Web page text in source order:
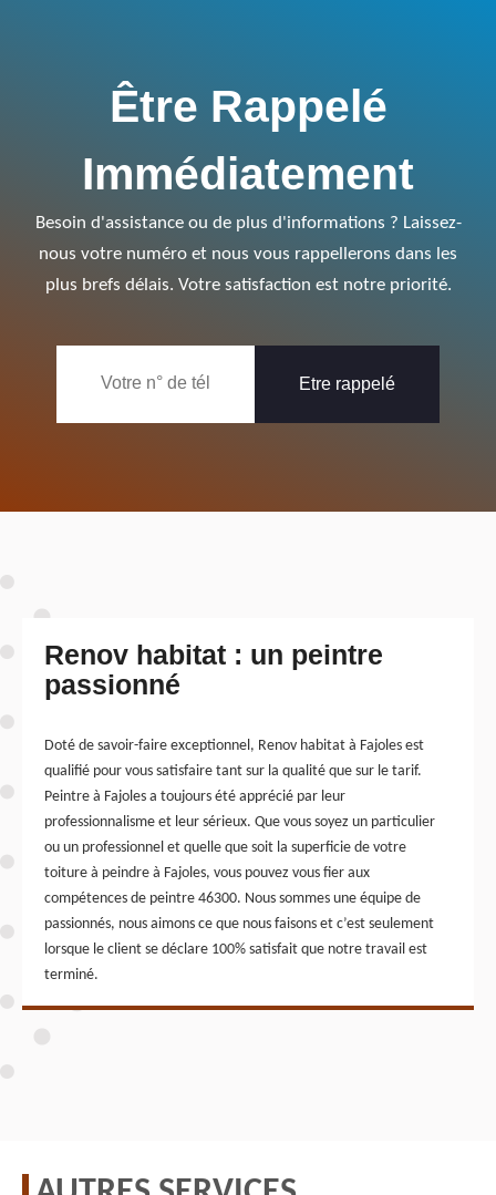
Être Rappelé
Immédiatement
Besoin d'assistance ou de plus d'informations ? Laissez-
nous votre numéro et nous vous rappellerons dans les
plus brefs délais. Votre satisfaction est notre priorité.
Renov habitat : un peintre
passionné
Doté de savoir-faire exceptionnel, Renov habitat à Fajoles est
qualifié pour vous satisfaire tant sur la qualité que sur le tarif.
Peintre à Fajoles a toujours été apprécié par leur
professionnalisme et leur sérieux. Que vous soyez un particulier
ou un professionnel et quelle que soit la superficie de votre
toiture à peindre à Fajoles, vous pouvez vous fier aux
compétences de peintre 46300. Nous sommes une équipe de
passionnés, nous aimons ce que nous faisons et c’est seulement
lorsque le client se déclare 100% satisfait que notre travail est
terminé.